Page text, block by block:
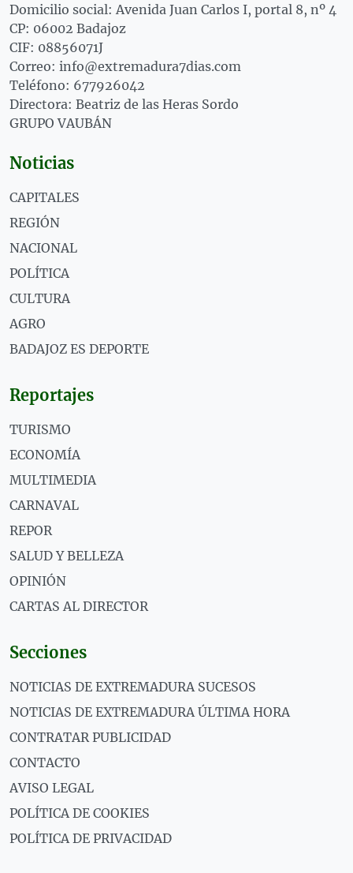
Domicilio social: Avenida Juan Carlos I, portal 8, nº 4
CP: 06002 Badajoz
CIF: 08856071J
Correo: info@extremadura7dias.com
Teléfono: 677926042
Directora: Beatriz de las Heras Sordo
GRUPO VAUBÁN
Noticias
CAPITALES
REGIÓN
NACIONAL
POLÍTICA
CULTURA
AGRO
BADAJOZ ES DEPORTE
Reportajes
TURISMO
ECONOMÍA
MULTIMEDIA
CARNAVAL
REPOR
SALUD Y BELLEZA
OPINIÓN
CARTAS AL DIRECTOR
Secciones
NOTICIAS DE EXTREMADURA SUCESOS
NOTICIAS DE EXTREMADURA ÚLTIMA HORA
CONTRATAR PUBLICIDAD
CONTACTO
AVISO LEGAL
POLÍTICA DE COOKIES
POLÍTICA DE PRIVACIDAD